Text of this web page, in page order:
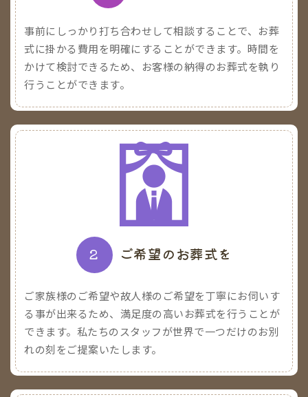
事前にしっかり打ち合わせして相談することで、お葬
式に掛かる費用を明確にすることができます。時間を
かけて検討できるため、お客様の納得のお葬式を執り
行うことができます。
2 ご希望のお葬式を
ご家族様のご希望や故人様のご希望を丁寧にお伺いす
る事が出来るため、満足度の高いお葬式を行うことが
できます。私たちのスタッフが世界で一つだけのお別
れの刻をご提案いたします。